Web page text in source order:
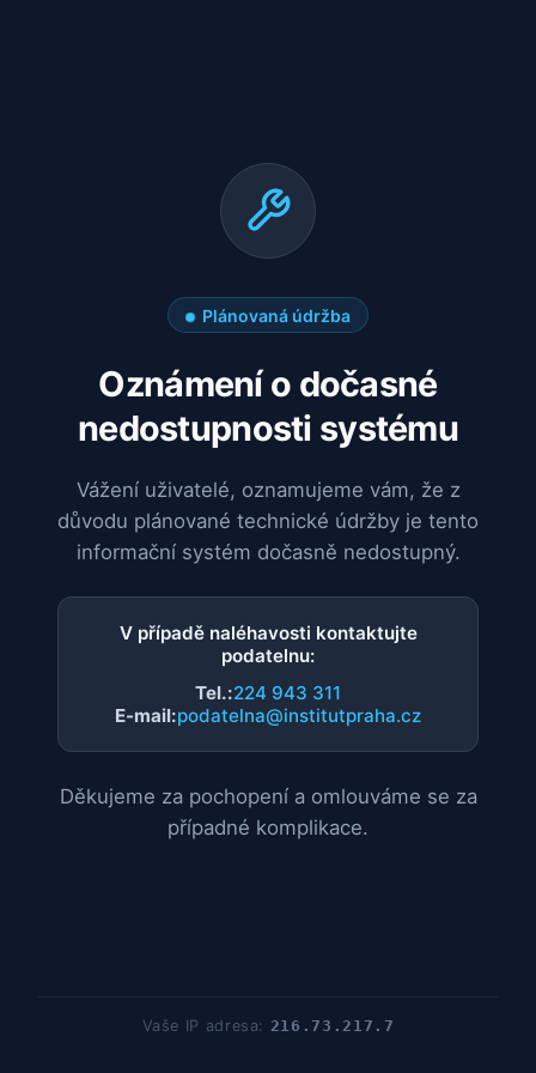
Plánovaná údržba
Oznámení o dočasné
nedostupnosti systému
Vážení uživatelé, oznamujeme vám, že z
důvodu plánované technické údržby je tento
informační systém dočasně nedostupný.
V případě naléhavosti kontaktujte
podatelnu:
Tel.:224 943 311
E-mail:podatelna@institutpraha.cz
Děkujeme za pochopení a omlouváme se za
případné komplikace.
Vaše IP adresa: 216.73.217.7